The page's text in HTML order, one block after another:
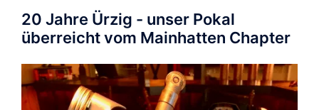
20 Jahre Ürzig - unser Pokal
überreicht vom Mainhatten Chapter